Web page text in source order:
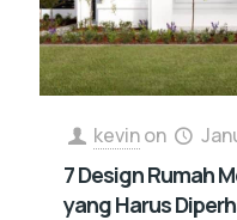
kevinon
7 Design Rumah
yang Harus